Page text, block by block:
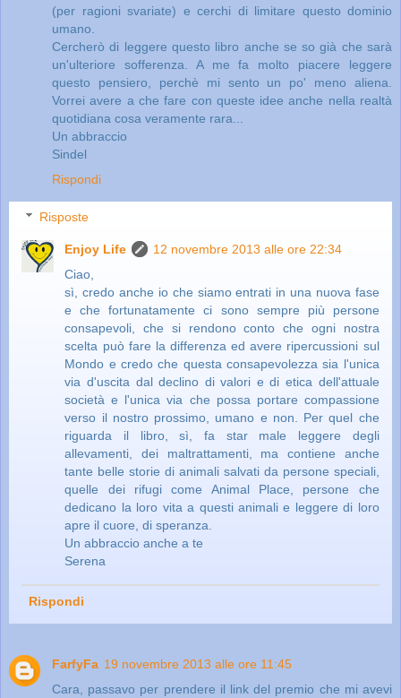
(per ragioni svariate) e cerchi di limitare questo dominio
umano.
Cercherò di leggere questo libro anche se so già che sarà
un'ulteriore sofferenza. A me fa molto piacere leggere
questo pensiero, perchè mi sento un po' meno aliena.
Vorrei avere a che fare con queste idee anche nella realtà
quotidiana cosa veramente rara...
Un abbraccio
Sindel
Rispondi
Risposte
Enjoy Life
12 novembre 2013 alle ore 22:34
Ciao,
sì, credo anche io che siamo entrati in una nuova fase
e che fortunatamente ci sono sempre più persone
consapevoli, che si rendono conto che ogni nostra
scelta può fare la differenza ed avere ripercussioni sul
Mondo e credo che questa consapevolezza sia l'unica
via d'uscita dal declino di valori e di etica dell'attuale
società e l'unica via che possa portare compassione
verso il nostro prossimo, umano e non. Per quel che
riguarda il libro, sì, fa star male leggere degli
allevamenti, dei maltrattamenti, ma contiene anche
tante belle storie di animali salvati da persone speciali,
quelle dei rifugi come Animal Place, persone che
dedicano la loro vita a questi animali e leggere di loro
apre il cuore, di speranza.
Un abbraccio anche a te
Serena
Rispondi
FarfyFa 19 novembre 2013 alle ore 11:45
Cara, passavo per prendere il link del premio che mi avevi